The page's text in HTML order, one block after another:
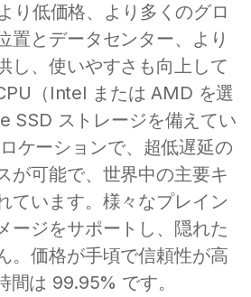
り低価格、より多くのグロ
置とデータセンター、より
し、使いやすさも向上して
（Intel または AMD を選
SSD ストレージを備えてい
ケーションで、超低遅延の
が可能で、世界中の主要キ
ています。様々なプレイン
ージをサポートし、隠れた
。価格が手頃で信頼性が高
間は 99.95% です。